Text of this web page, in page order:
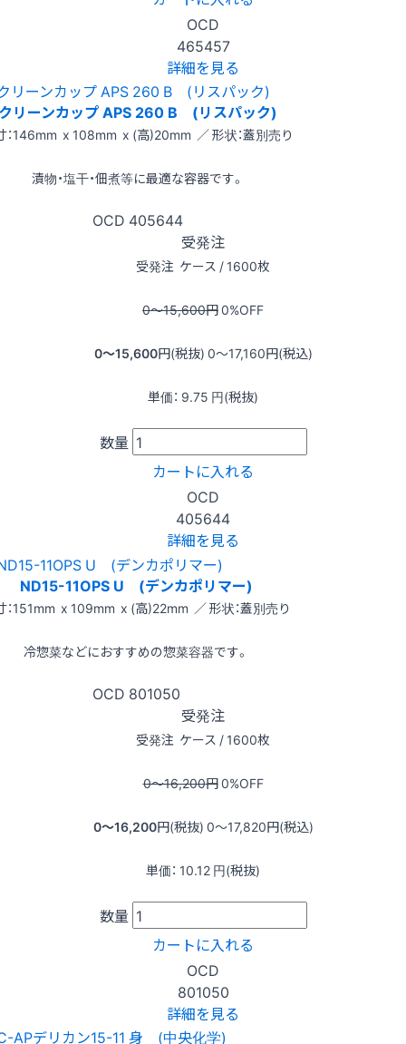
OCD
465457
詳細を見る
リーンカップ APS 260 B (リスパック)
：146mm x 108mm x (高)20mm ／ 形状：蓋別売り
漬物・塩干・佃煮等に最適な容器です。
OCD 405644
受発注
受発注 ケース / 1600枚
0〜15,600円0%OFF
0〜15,600円(税抜) 0〜17,160円(税込)
単価： 9.75 円(税抜)
数量
カートに入れる
OCD
405644
詳細を見る
ND15-11OPS U (デンカポリマー)
：151mm x 109mm x (高)22mm ／ 形状：蓋別売り
冷惣菜などにおすすめの惣菜容器です。
OCD 801050
受発注
受発注 ケース / 1600枚
0〜16,200円0%OFF
0〜16,200円(税抜) 0〜17,820円(税込)
単価： 10.12 円(税抜)
数量
カートに入れる
OCD
801050
詳細を見る